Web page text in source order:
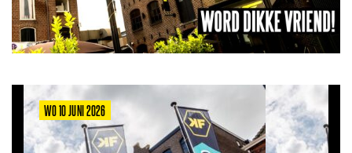
WO 10 JUNI 2026